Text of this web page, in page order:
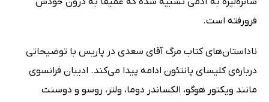
فرورفته است.
ناداستان‌های کتاب مرگ آقای سعدی در پاریس با توضیحاتی
درباره‌ی کلیسای پانتئون ادامه پیدا می‌کند. ادیبان فرانسوی
مانند ویکتور هوگو، الکساندر دوما، ولتر، روسو و دوسنت